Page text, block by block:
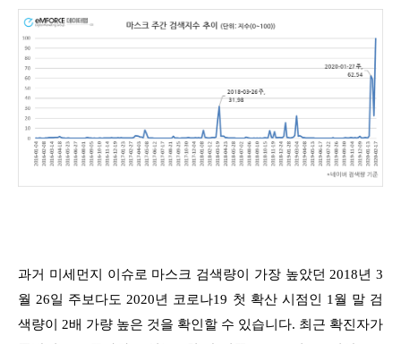
과거 미세먼지 이슈로 마스크 검색량이 가장 높았던 2018년 3
월 26일 주보다도 2020년 코로나19 첫 확산 시점인 1월 말 검
색량이 2배 가량 높은 것을 확인할 수 있습니다. 최근 확진자가